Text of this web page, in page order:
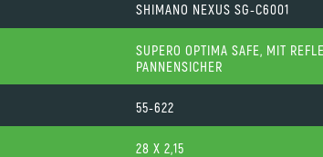
SHIMANO NEXUS SG-C6001
SUPERO OPTIMA SAFE, MIT
PANNENSICHER
55-622
28 X 2,15